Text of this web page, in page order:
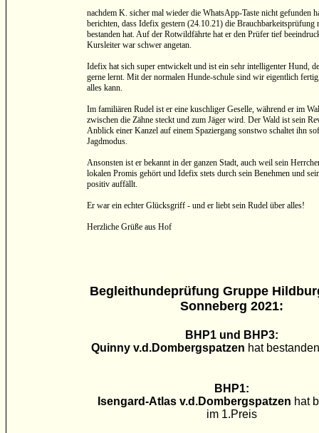
nachdem K. sicher mal wieder die WhatsApp-Taste nicht gefunden
berichten, dass Idefix gestern (24.10.21) die Brauchbarkeitsprüfung
bestanden hat. Auf der Rotwildfährte hat er den Prüfer tief
Kursleiter war schwer angetan.
Idefix hat sich super entwickelt und ist ein sehr intelligenter Hund,
gerne lernt. Mit der normalen Hunde-schule sind wir eigentlich
alles kann.
Im familiären Rudel ist er eine kuschliger Geselle, während er im
zwischen die Zähne steckt und zum Jäger wird. Der Wald ist sein
Anblick einer Kanzel auf einem Spaziergang sonstwo schaltet ihn
Jagdmodus.
Ansonsten ist er bekannt in der ganzen Stadt, auch weil sein
lokalen Promis gehört und Idefix stets durch sein Benehmen und
positiv auffällt.
Er war ein echter Glücksgriff - und er liebt sein Rudel über alles!
Herzliche Grüße aus Hof
Begleithundeprüfung Gruppe
Sonneberg 2021:
BHP1 und BHP3:
Quinny v.d.Dombergspatzen hat
BHP1:
Isengard-Atlas v.d.Dombergspatzen hat
im 1.Preis